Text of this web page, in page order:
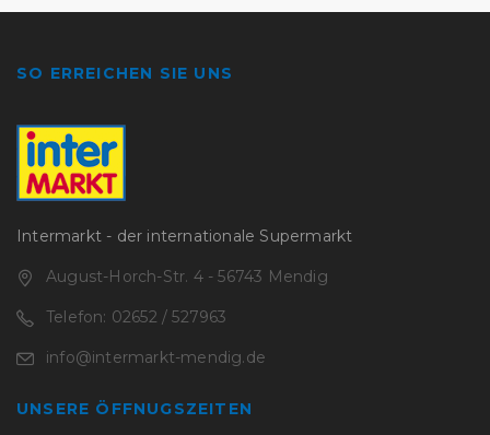
Facebook
neuem
Google+
Fenster
SO ERREICHEN SIE UNS
Intermarkt - der internationale Supermarkt
August-Horch-Str. 4 - 56743 Mendig
Telefon: 02652 / 527963
info@intermarkt-mendig.de
UNSERE ÖFFNUGSZEITEN